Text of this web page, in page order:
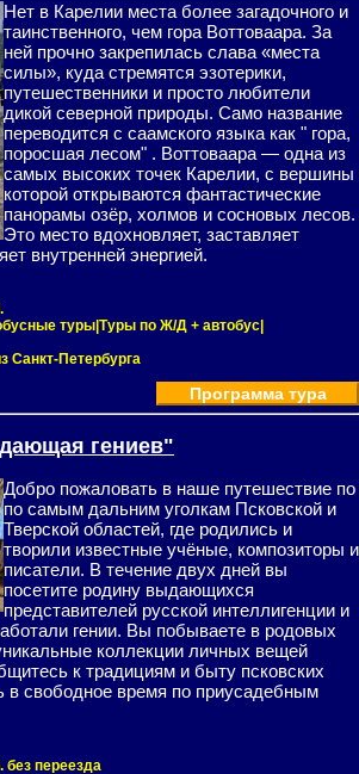
Нет в Карелии места более загадочного и
таинственного, чем гора Воттоваара. За
ней прочно закрепилась слава «места
силы», куда стремятся эзотерики,
путешественники и просто любители
дикой северной природы. Само название
переводится с саамского языка как " гора,
поросшая лесом" . Воттоваара — одна из
самых высоких точек Карелии, с вершины
которой открываются фантастические
панорамы озёр, холмов и сосновых лесов.
Это место вдохновляет, заставляет
внутренней энергией.
туры|Туры по Ж/Д + автобус|
Санкт-Петербурга
Программа тура
гениев"
Добро пожаловать в наше путешествие по
по самым дальним уголкам Псковской и
Тверской областей, где родились и
творили известные учёные, композиторы и
писатели. В течение двух дней вы
посетите родину выдающихся
представителей русской интеллигенции и
гении. Вы побываете в родовых
коллекции личных вещей
к традициям и быту псковских
в свободное время по приусадебным
без переезда